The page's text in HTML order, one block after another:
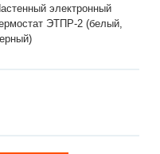
электронный
ЭТПР-2 (белый,